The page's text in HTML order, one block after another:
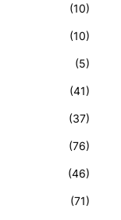
(10)
(10)
(5)
(41)
(37)
(76)
(46)
(71)